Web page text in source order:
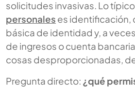
solicitudes invasivas. Lo
personales es identificación,
básica de identidad y, a
de ingresos o cuenta
cosas desproporcionadas,
Pregunta directo: ¿qué